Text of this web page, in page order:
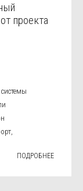
проекта
ПОДРОБНЕЕ